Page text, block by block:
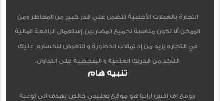
التجارة بالعملات الأجنبية تتضمن علي قدر كبير من المخاطر ومن
الممكن ألا تكون مناسبة لجميع المضاربين, إستعمال الرافعة المالية
في التجاره يزيد من إحتمالات الخطورة و التعرض للخساره, عليك
التأكد من قدرتك العلمية و الشخصية على التداول.
تنبيه هام
موقع اف اكس ارابيا هو موقع تعليمي خالص يهدف الي توعية